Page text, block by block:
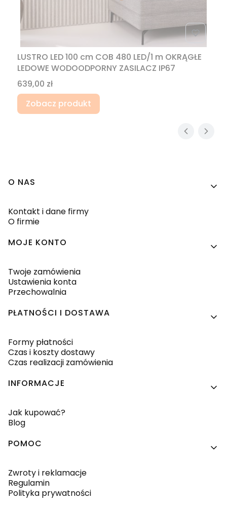
LUSTRO LED 100 cm COB 480 LED/1 m OKRĄGŁE
LEDOWE WODOODPORNY ZASILACZ IP67
Cena
639,00 zł
Zobacz produkt
Linki w stopce
O NAS
Kontakt i dane firmy
O firmie
MOJE KONTO
Twoje zamówienia
Ustawienia konta
Przechowalnia
PŁATNOŚCI I DOSTAWA
Formy płatności
Czas i koszty dostawy
Czas realizacji zamówienia
INFORMACJE
Jak kupować?
Blog
POMOC
Zwroty i reklamacje
Regulamin
Polityka prywatności